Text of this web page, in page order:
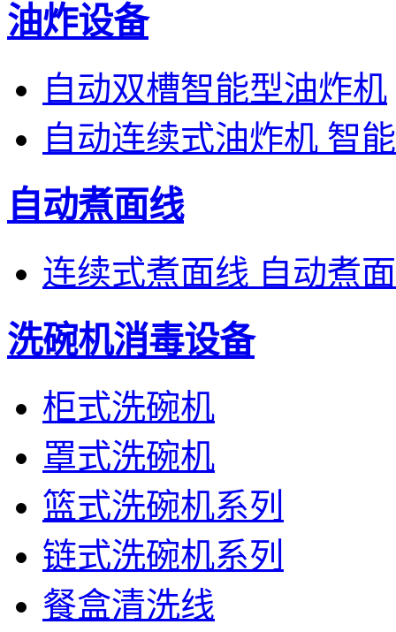
油炸设备
自动双槽智能型油炸机
自动连续式油炸机 智
自动煮面线
连续式煮面线 自动煮
洗碗机消毒设备
柜式洗碗机
罩式洗碗机
篮式洗碗机系列
链式洗碗机系列
餐盒清洗线